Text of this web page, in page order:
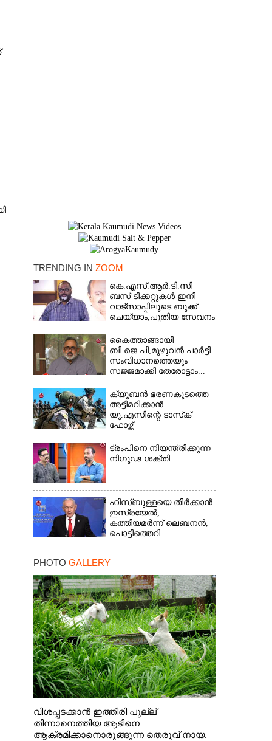
TRENDING IN ZOOM
കെ.എസ്.ആർ.ടി.സി
ബസ് ടിക്കറ്റുകൾ ഇനി
വാട്സാപ്പിലൂടെ ബുക്ക്
ചെയ്യാം,പുതിയ സേവനം
തുടങ്ങി...
കൈത്താങ്ങായി
ബി.ജെ.പി,മുഴുവൻ പാർട്ടി
സംവിധാനത്തെയും
സജ്ജമാക്കി തേരോട്ടാം...
ക്യൂബൻ ഭരണകൂടത്തെ
അട്ടിമറിക്കാൻ
യു.എസിന്റെ ടാസ്‌ക്
ഫോഴ്സ്
ട്രംപിനെ നിയന്ത്രിക്കുന്ന
നിഗൂഢ ശക്തി...
ഹിസ്ബുള്ളയെ തീർക്കാൻ
ഇസ്രയേൽ,
കത്തിയമർന്ന് ലെബനൻ,
പൊട്ടിത്തെറി...
PHOTO GALLERY
വിശപ്പടക്കാൻ ഇത്തിരി പുല്ല്
തിന്നാനെത്തിയ ആടിനെ
ആക്രമിക്കാനൊരുങ്ങുന്ന തെരുവ് നായ.
×